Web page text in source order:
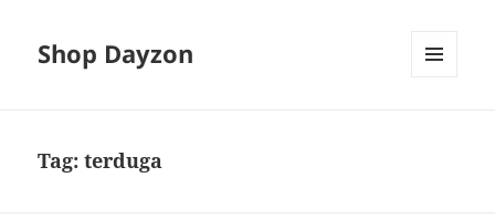
Shop Dayzon
Tag:terduga